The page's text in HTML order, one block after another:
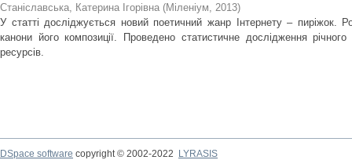
Станіславська, Катерина Ігорівна (Міленіум, 2013)
У статті досліджується новий поетичний жанр Інтернету – пиріжок.
канони його композиції. Проведено статистичне дослідження
ресурсів.
DSpace software copyright © 2002-2022
LYRASIS